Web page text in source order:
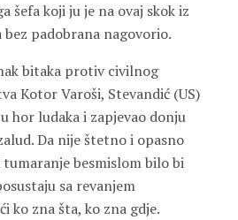
šefa koji ju je na ovaj skok iz
padobrana nagovorio.
bitaka protiv civilnog
Kotor Varoši, Stevandić (US)
hor ludaka i zapjevao donju
Da nije štetno i opasno
besmislom bilo bi
sa revanjem
ko zna šta, ko zna gdje.